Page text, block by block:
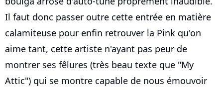
Il faut donc passer outre cette entrée en matière
calamiteuse pour enfin retrouver la Pink qu'on
aime tant, cette artiste n'ayant pas peur de
montrer ses fêlures (très beau texte que "My
Attic") qui se montre capable de nous émouvoir